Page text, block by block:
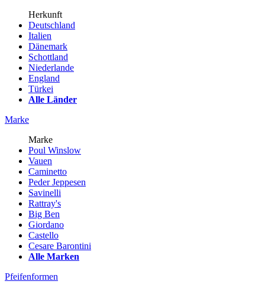
Herkunft
Deutschland
Italien
Dänemark
Schottland
Niederlande
England
Türkei
Alle Länder
Marke
Marke
Poul Winslow
Vauen
Caminetto
Peder Jeppesen
Savinelli
Rattray's
Big Ben
Giordano
Castello
Cesare Barontini
Alle Marken
Pfeifenformen